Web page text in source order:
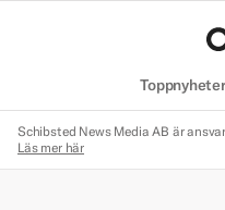
Toppnyheter
Schibsted News Media AB är
Läs mer här